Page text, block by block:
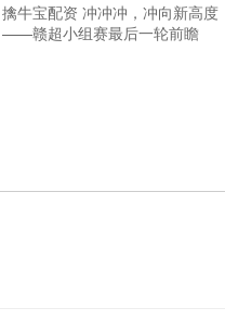
擒牛宝配资 冲冲冲，冲向新高度
——赣超小组赛最后一轮前瞻